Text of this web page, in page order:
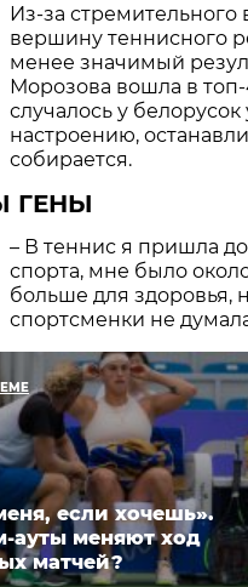
Из-за
вершину теннисного
менее значимый
Морозова вошла в
случалось у
настроению,
собирается.
ГЕНЫ
– В теннис я пришла
спорта, мне было
больше для здоровья,
спортсменки не
если хочешь».
ауты меняют ход
матчей?